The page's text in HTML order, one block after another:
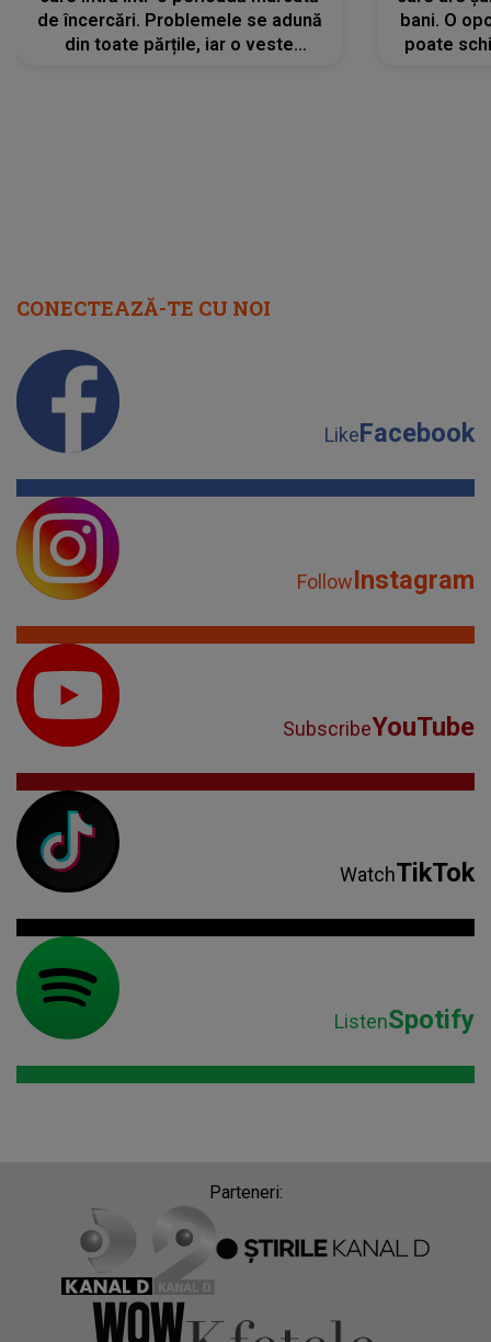
de încercări. Problemele se adună
din toate părțile, iar o veste
bani. O
poate
CONECTEAZĂ-TE CU NOI
LikeFacebook
FollowInstagram
SubscribeYouTube
WatchTikTok
ListenSpotify
Parteneri: